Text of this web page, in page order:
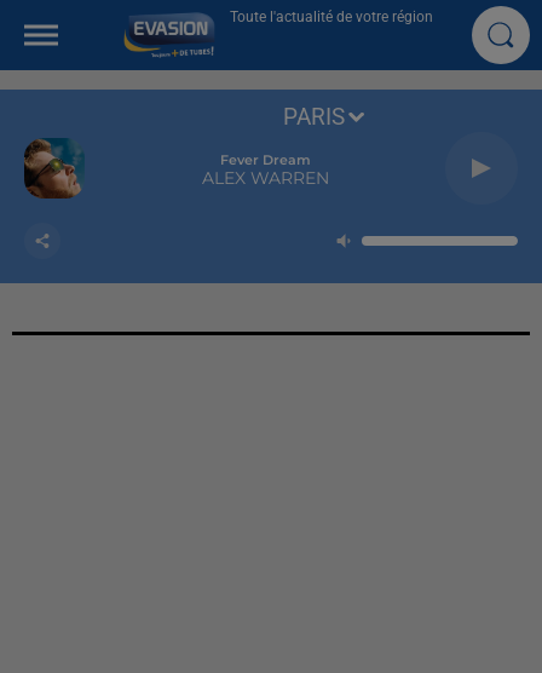
Toute l'actualité de votre région
Fever Dream
ALEX WARREN
PARIS